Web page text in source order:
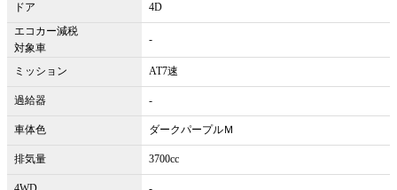
ドア
4D
エコカー減税
対象車
-
ミッション AT7速
過給器 -
車体色 ダークパープルＭ
排気量 3700cc